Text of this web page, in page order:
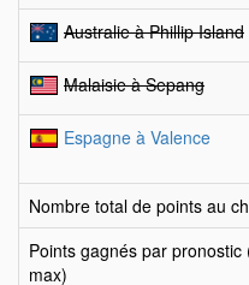
Australie à Phillip Island
Malaisie à Sepang
Espagne à Valence
Nombre total de points au
Points gagnés par
max)